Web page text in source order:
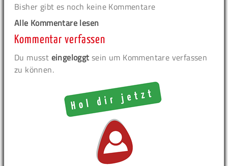
Bisher gibt es noch keine Kommentare
Alle Kommentare lesen
Kommentar verfassen
Du musst eingeloggt sein um Kommentare verfassen
zu können.